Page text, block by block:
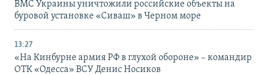
ВМС Украины уничтожили российские объекты на
буровой установке «Сиваш» в Черном море
13:27
«На Кинбурне армия РФ в глухой обороне» – командир
ОТК «Одесса» ВСУ Денис Носиков